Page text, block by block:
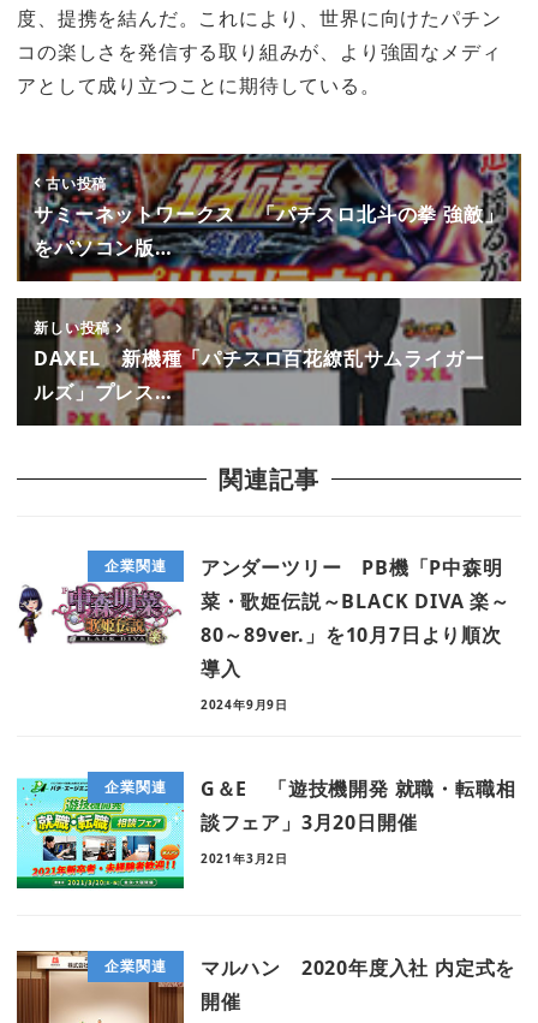
度、提携を結んだ。これにより、世界に向けたパチン
コの楽しさを発信する取り組みが、より強固なメディ
アとして成り立つことに期待している。
古い投稿
サミーネットワークス 「パチスロ北斗の拳 強敵」
をパソコン版…
新しい投稿
DAXEL 新機種「パチスロ百花繚乱サムライガー
ルズ」プレス…
関連記事
企業関連
アンダーツリー PB機「P中森明
菜・歌姫伝説～BLACK DIVA 楽～
80～89ver.」を10月7日より順次
導入
2024年9月9日
企業関連
G＆E 「遊技機開発 就職・転職相
談フェア」3月20日開催
2021年3月2日
企業関連
マルハン 2020年度入社 内定式を
開催